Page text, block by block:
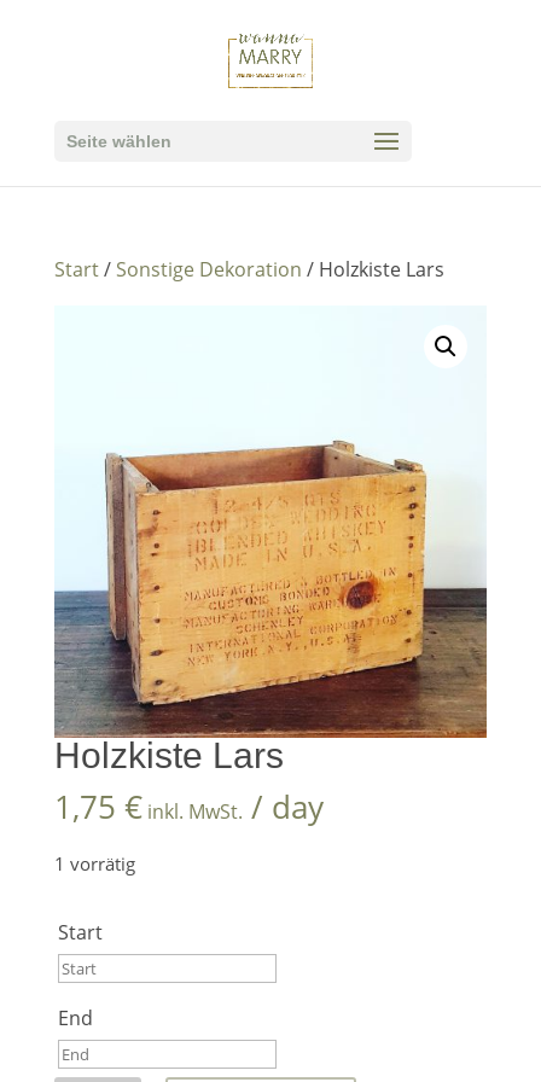
Seite wählen
Start/ Sonstige Dekoration / Holzkiste Lars
Holzkiste Lars
1,75 € inkl. MwSt. / day
1 vorrätig
Start
August
End